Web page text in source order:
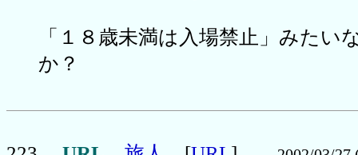
「１８歳未満は入場禁止」みたい
か？